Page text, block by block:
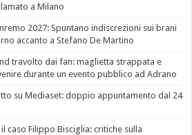
a Milano
2027: Spuntano indiscrezioni sui brani
accanto a Stefano De Martino
travolto dai fan: maglietta strappata e
durante un evento pubblico ad Adrano
su Mediaset: doppio appuntamento dal 24
caso Filippo Bisciglia: critiche sulla